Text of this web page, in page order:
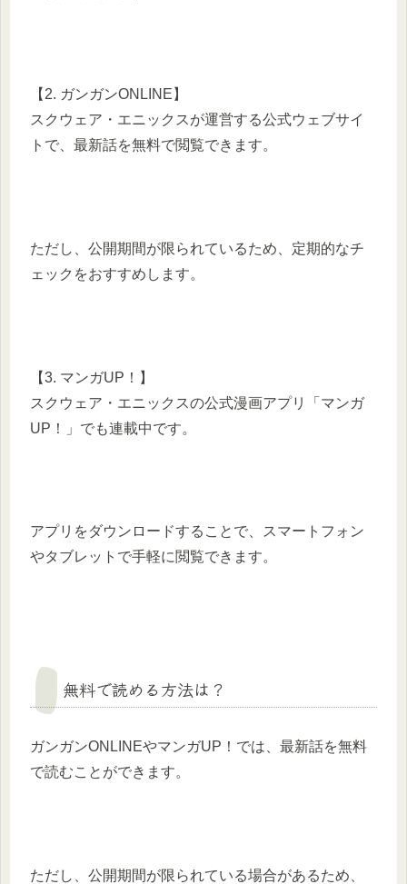
【2. ガンガンONLINE】
スクウェア・エニックスが運営する公式ウェブサイ
トで、最新話を無料で閲覧できます。
ただし、公開期間が限られているため、定期的なチ
ェックをおすすめします。
【3. マンガUP！】
スクウェア・エニックスの公式漫画アプリ「マンガ
UP！」でも連載中です。
アプリをダウンロードすることで、スマートフォン
やタブレットで手軽に閲覧できます。
無料で読める方法は？
ガンガンONLINEやマンガUP！では、最新話を無料
で読むことができます。
ただし、公開期間が限られている場合があるため、